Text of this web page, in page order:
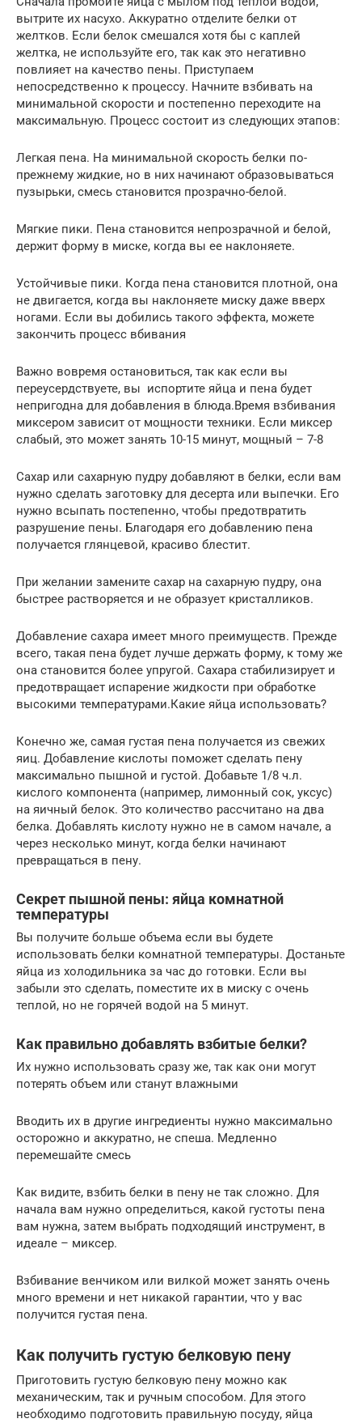
вытрите их насухо. Аккуратно отделите белки от
желтков. Если белок смешался хотя бы с каплей
желтка, не используйте его, так как это негативно
повлияет на качество пены. Приступаем
непосредственно к процессу. Начните взбивать на
минимальной скорости и постепенно переходите на
максимальную. Процесс состоит из следующих этапов:
Легкая пена. На минимальной скорость белки по-
прежнему жидкие, но в них начинают образовываться
пузырьки, смесь становится прозрачно-белой.
Мягкие пики. Пена становится непрозрачной и белой,
держит форму в миске, когда вы ее наклоняете.
Устойчивые пики. Когда пена становится плотной, она
не двигается, когда вы наклоняете миску даже вверх
ногами. Если вы добились такого эффекта, можете
закончить процесс вбивания
Важно вовремя остановиться, так как если вы
переусердствуете, вы испортите яйца и пена будет
непригодна для добавления в блюда.Время взбивания
миксером зависит от мощности техники. Если миксер
слабый, это может занять 10-15 минут, мощный – 7-8
Сахар или сахарную пудру добавляют в белки, если вам
нужно сделать заготовку для десерта или выпечки. Его
нужно всыпать постепенно, чтобы предотвратить
разрушение пены. Благодаря его добавлению пена
получается глянцевой, красиво блестит.
При желании замените сахар на сахарную пудру, она
быстрее растворяется и не образует кристалликов.
Добавление сахара имеет много преимуществ. Прежде
всего, такая пена будет лучше держать форму, к тому же
она становится более упругой. Сахара стабилизирует и
предотвращает испарение жидкости при обработке
высокими температурами.Какие яйца использовать?
Конечно же, самая густая пена получается из свежих
яиц. Добавление кислоты поможет сделать пену
максимально пышной и густой. Добавьте 1/8 ч.л.
кислого компонента (например, лимонный сок, уксус)
на яичный белок. Это количество рассчитано на два
белка. Добавлять кислоту нужно не в самом начале, а
через несколько минут, когда белки начинают
превращаться в пену.
Секрет пышной пены: яйца комнатной
температуры
Вы получите больше объема если вы будете
использовать белки комнатной температуры. Достаньте
яйца из холодильника за час до готовки. Если вы
забыли это сделать, поместите их в миску с очень
теплой, но не горячей водой на 5 минут.
Как правильно добавлять взбитые белки?
Их нужно использовать сразу же, так как они могут
потерять объем или станут влажными
Вводить их в другие ингредиенты нужно максимально
осторожно и аккуратно, не спеша. Медленно
перемешайте смесь
Как видите, взбить белки в пену не так сложно. Для
начала вам нужно определиться, какой густоты пена
вам нужна, затем выбрать подходящий инструмент, в
идеале – миксер.
Взбивание венчиком или вилкой может занять очень
много времени и нет никакой гарантии, что у вас
получится густая пена.
Как получить густую белковую пену
Приготовить густую белковую пену можно как
механическим, так и ручным способом. Для этого
необходимо подготовить правильную посуду, яйца